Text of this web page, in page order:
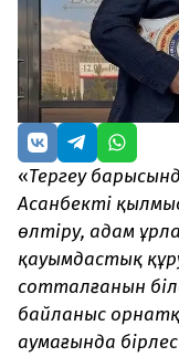
«Тергеу
Асанбектің
өлтіру, адам
қауымдастық
сотталғанын
байланыс
аумағында